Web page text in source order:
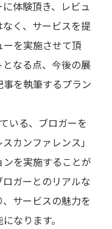
体験頂き、レビュ
く、サービスを提
を実施させて頂
なる点、今後の展
を執筆するプラン
いる、ブロガーを
カンファレンス」
を実施することが
ガーとのリアルな
サービスの魅力を
なります。